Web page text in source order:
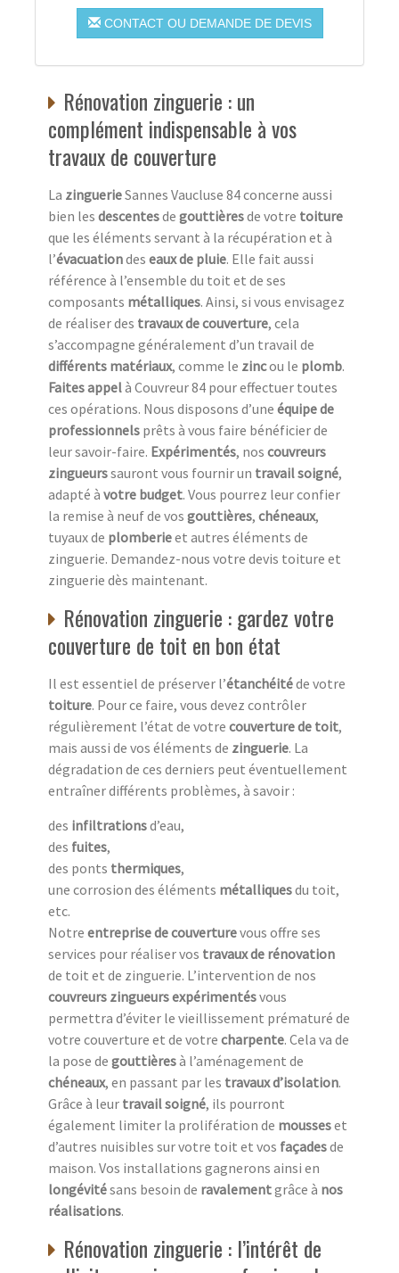
CONTACT OU DEMANDE DE DEVIS
Rénovation zinguerie : un
complément indispensable à vos
travaux de couverture
La zinguerieSannes Vaucluse 84 concerne aussi
bien les descentesde gouttièresde votre toiture
que les éléments servant à la récupération et à
l’évacuationdes eaux de pluie. Elle fait aussi
référence à l’ensemble du toit et de ses
composants métalliques. Ainsi, si vous envisagez
de réaliser des travaux de couverture, cela
s’accompagne généralement d’un travail de
différents matériaux, comme le zincou le plomb.
Faites appelà Couvreur 84 pour effectuer toutes
ces opérations. Nous disposons d’une équipe de
professionnels prêts à vous faire bénéficier de
leur savoir-faire. Expérimentés, nos couvreurs
zingueurssauront vous fournir un travail soigné,
adapté à votre budget. Vous pourrez leur confier
la remise à neuf de vos gouttières, chéneaux,
tuyaux de plomberieet autres éléments de
zinguerie. Demandez-nous votre devis toiture et
zinguerie dès maintenant.
Rénovation zinguerie : gardez votre
couverture de toit en bon état
Il est essentiel de préserver l’étanchéitéde votre
toiture. Pour ce faire, vous devez contrôler
régulièrement l’état de votre couverture de toit,
mais aussi de vos éléments de zinguerie. La
dégradation de ces derniers peut éventuellement
entraîner différents problèmes, à savoir :
des infiltrationsd’eau,
des fuites,
des ponts thermiques,
une corrosion des éléments métalliquesdu toit,
etc.
Notre entreprise de couverturevous offre ses
services pour réaliser vos travaux de rénovation
de toit et de zinguerie. L’intervention de nos
couvreurs zingueurs expérimentésvous
permettra d’éviter le vieillissement prématuré de
votre couverture et de votre charpente. Cela va de
la pose de gouttièresà l’aménagement de
chéneaux, en passant par les travaux d’isolation.
Grâce à leur travail soigné, ils pourront
également limiter la prolifération de mousseset
d’autres nuisibles sur votre toit et vos façadesde
maison. Vos installations gagnerons ainsi en
longévitésans besoin de ravalementgrâce à nos
réalisations.
Rénovation zinguerie : l’intérêt de